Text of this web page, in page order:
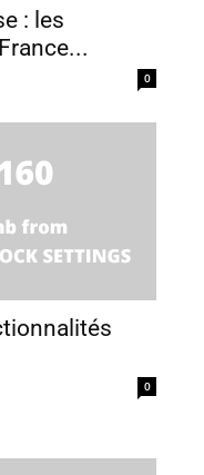
: les
0
0